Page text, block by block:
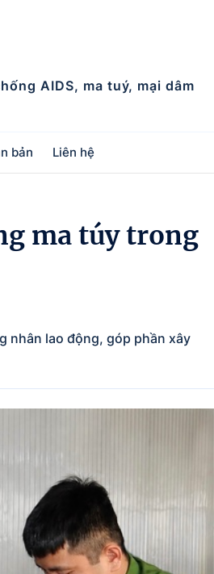
AIDS, ma tuý, mại dâm
bản Liên hệ
ma túy trong
nhân lao động, góp phần xây